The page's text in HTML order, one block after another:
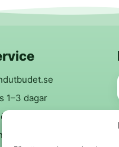
1–3 dagar
299 kr
garanti